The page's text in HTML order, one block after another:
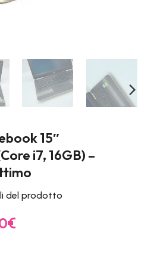
15″
i7, 16GB) –
del prodotto
€Il